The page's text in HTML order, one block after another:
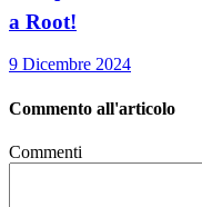
a Root!
9 Dicembre 2024
Commento all'articolo
Commenti